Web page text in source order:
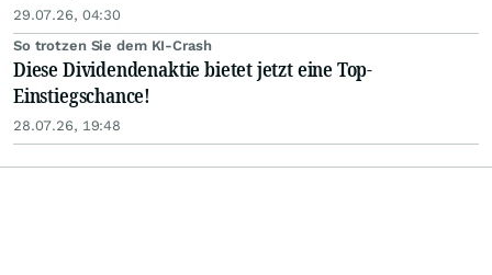
29.07.26, 04:30
So trotzen Sie dem KI-Crash
Diese Dividendenaktie bietet jetzt eine Top-
Einstiegschance!
28.07.26, 19:48